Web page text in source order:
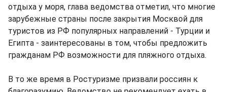
отдыха у моря, глава ведомства отметил, что многие
зарубежные страны после закрытия Москвой для
туристов из РФ популярных направлений - Турции и
Египта - заинтересованы в том, чтобы предложить
гражданам РФ возможности для пляжного отдыха.
В то же время в Ростуризме призвали россиян к